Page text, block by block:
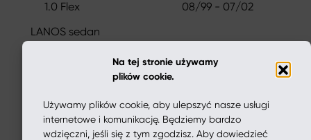
Na tej stronie używamy
plików cookie.
Używamy plików cookie, aby ulepszyć nasze usługi
internetowe i komunikację. Będziemy bardzo
wdzięczni, jeśli się z tym zgodzisz. Aby dowiedzieć
1.0 Flex
08/99 - 07/02
LANOS sedan
04/13 -
TIGRA
1.6
06/12 -